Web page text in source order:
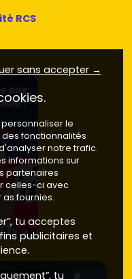
RCS
sans accepter →
le
fonctionnalités
notre trafic.
informations sur
partenaires
celles-ci avec
fournies.
tu acceptes
publicitaires et
tu